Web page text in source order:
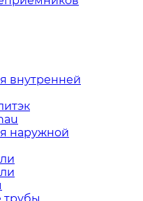
внутренней
наружной